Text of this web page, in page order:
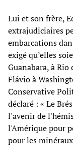
Lui et son frère,
extrajudiciaires
embarcations
exigé qu’elles
Guanabara, à
Flávio à
Conservative
déclaré : « Le
l'avenir de
l'Amérique pour
pour les